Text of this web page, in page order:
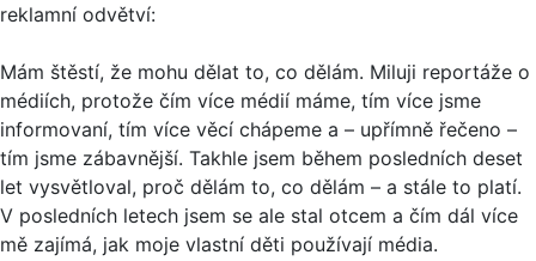
reklamní odvětví:
Mám štěstí, že mohu dělat to, co dělám. Miluji reportáže o
médiích, protože čím více médií máme, tím více jsme
informovaní, tím více věcí chápeme a – upřímně řečeno –
tím jsme zábavnější. Takhle jsem během posledních deset
let vysvětloval, proč dělám to, co dělám – a stále to platí.
V posledních letech jsem se ale stal otcem a čím dál více
mě zajímá, jak moje vlastní děti používají média.